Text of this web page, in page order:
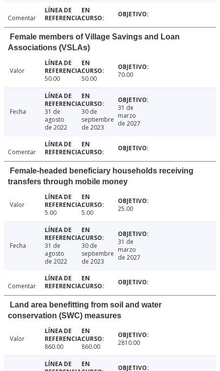
Comentar
Female members of Village Savings and Loan
Associations (VSLAs)
Valor
50.00
50.00 70.00
Fecha
31 de
agosto
de 2022
30 de
septiembre
de 2023
31 de
marzo
de 2027
Comentar
Female-headed beneficiary households receiving
transfers through mobile money
Valor
5.00
5.00 25.00
Fecha
31 de
agosto
de 2022
30 de
septiembre
de 2023
31 de
marzo
de 2027
Comentar
Land area benefitting from soil and water
conservation (SWC) measures
Valor
860.00
860.00 2810.00